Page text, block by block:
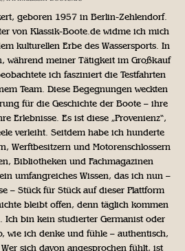
geboren 1957 in Berlin-Zehlendorf.
von Klassik-Boote.de widme ich mich
kulturellen Erbe des Wassersports. In
während meiner Tätigkeit im Großkauf
ich fasziniert die Testfahrten
Team. Diese Begegnungen weckten
für die Geschichte der Boote – ihre
Erlebnisse. Es ist diese „Provenienz“,
verleiht. Seitdem habe ich hunderte
Werftbesitzern und Motorenschlossern
Bibliotheken und Fachmagazinen
umfangreiches Wissen, das ich nun –
– Stück für Stück auf dieser Plattform
bleibt offen, denn täglich kommen
Ich bin kein studierter Germanist oder
wie ich denke und fühle – authentisch,
sich davon angesprochen fühlt, ist